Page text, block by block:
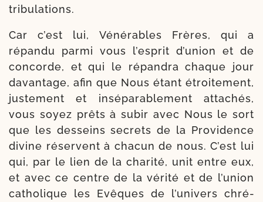
tribulations.
Car c’est lui, Vénérables Frères, qui a
répan­du par­mi vous l’esprit d’union et de
concorde, et qui le répan­dra chaque jour
davan­tage, afin que Nous étant étroi­te­ment,
jus­te­ment et insé­pa­ra­ble­ment atta­chés,
vous soyez prêts à subir avec Nous le sort
que les des­seins secrets de la Providence
divine réservent à cha­cun de nous. C’est lui
qui, par le lien de la cha­ri­té, unit entre eux,
et avec ce centre de la véri­té et de l’union
catho­lique les Evêques de l’univers chré­